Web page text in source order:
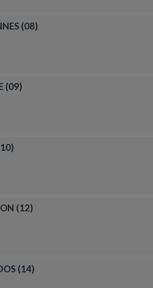
(08)
(09)
(12)
(14)